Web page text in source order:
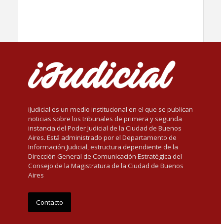
iJudicial es un medio institucional en el que se publican
noticias sobre los tribunales de primera y segunda
instancia del Poder Judicial de la Ciudad de Buenos
Aires. Está administrado por el Departamento de
Información Judicial, estructura dependiente de la
Dirección General de Comunicación Estratégica del
Consejo de la Magistratura de la Ciudad de Buenos
Aires
Contacto